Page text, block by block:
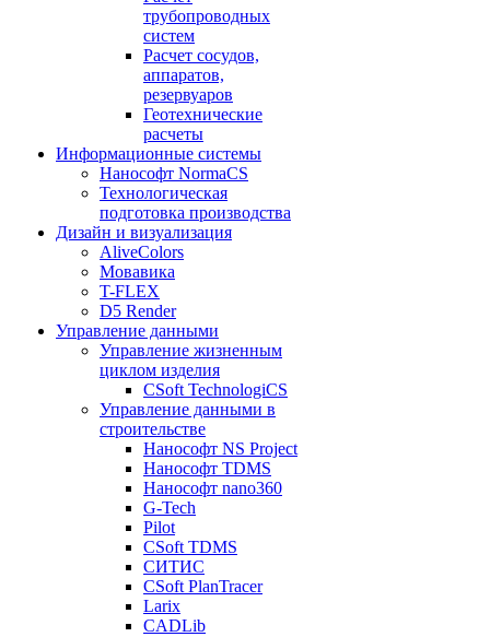
трубопроводных
систем
Расчет сосудов,
аппаратов,
резервуаров
Геотехнические
расчеты
Информационные системы
Нанософт NormaCS
Технологическая
подготовка производства
Дизайн и визуализация
AliveColors
Мовавика
T-FLEX
D5 Render
Управление данными
Управление жизненным
циклом изделия
CSoft TechnologiCS
Управление данными в
строительстве
Нанософт NS Project
Нанософт TDMS
Нанософт nano360
G-Tech
Pilot
CSoft TDMS
СИТИС
CSoft PlanTracer
Larix
CADLib